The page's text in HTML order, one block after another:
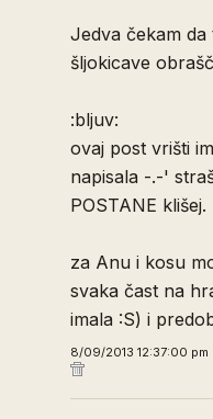
Jedva čekam da
šljokicave
:bljuv:
ovaj post vrišti
napisala -.-'
POSTANE klišej.
za Anu i kosu
svaka čast na
imala :S) i
8/09/2013 12:37:00 pm